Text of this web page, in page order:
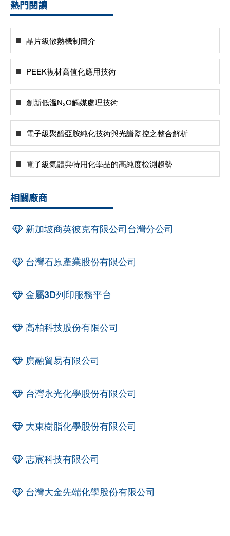
熱門閱讀
晶片級散熱機制簡介
PEEK複材高值化應用技術
創新低溫N₂O觸媒處理技術
電子級聚醯亞胺純化技術與光譜監控之整合解析
電子級氣體與特用化學品的高純度檢測趨勢
相關廠商
新加坡商英彼克有限公司台灣分公司
台灣石原產業股份有限公司
金屬3D列印服務平台
高柏科技股份有限公司
廣融貿易有限公司
台灣永光化學股份有限公司
大東樹脂化學股份有限公司
志宸科技有限公司
台灣大金先端化學股份有限公司